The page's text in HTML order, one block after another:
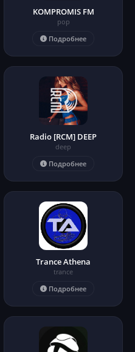
KOMPROMIS FM
pop
Подробнее
Radio [RCM] DEEP
deep
Подробнее
Trance Athena
trance
Подробнее